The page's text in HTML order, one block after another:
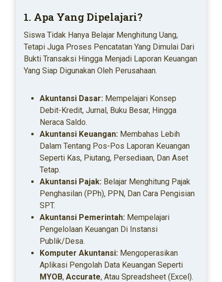
1. Apa Yang Dipelajari?
Siswa Tidak Hanya Belajar Menghitung Uang,
Tetapi Juga Proses Pencatatan Yang Dimulai Dari
Bukti Transaksi Hingga Menjadi Laporan Keuangan
Yang Siap Digunakan Oleh Perusahaan.
Akuntansi Dasar: Mempelajari Konsep
Debit-Kredit, Jurnal, Buku Besar, Hingga
Neraca Saldo.
Akuntansi Keuangan: Membahas Lebih
Dalam Tentang Pos-Pos Laporan Keuangan
Seperti Kas, Piutang, Persediaan, Dan Aset
Tetap.
Akuntansi Pajak: Belajar Menghitung Pajak
Penghasilan (PPh), PPN, Dan Cara Pengisian
SPT.
Akuntansi Pemerintah: Mempelajari
Pengelolaan Keuangan Di Instansi
Publik/desa.
Komputer Akuntansi: Mengoperasikan
Aplikasi Pengolah Data Keuangan Seperti
MYOB, Accurate, Atau Spreadsheet (Excel).